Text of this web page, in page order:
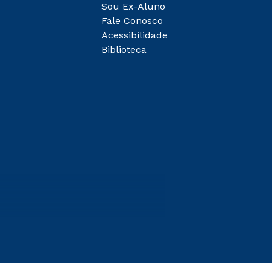
Sou Ex-Aluno
Fale Conosco
Acessibilidade
Biblioteca